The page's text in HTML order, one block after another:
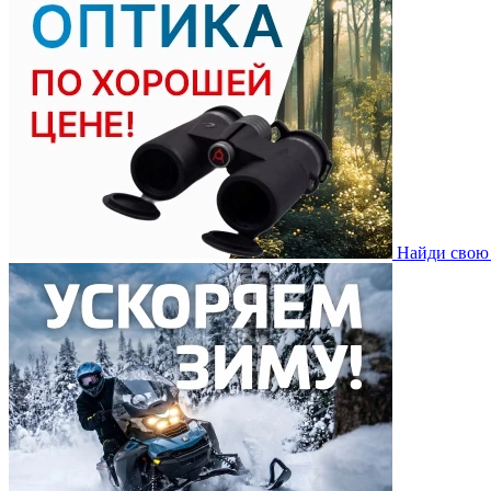
Найди свою